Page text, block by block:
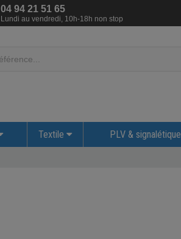
04 94 21 51 65
Lundi au vendredi, 10h-18h non stop
Textile PLV & signalétique